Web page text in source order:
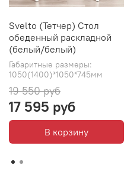
Svelto (Тетчер) Стол
обеденный раскладной
(белый/белый)
Габаритные размеры:
1050(1400)*1050*745мм
19 550 руб
17 595 руб
В корзину